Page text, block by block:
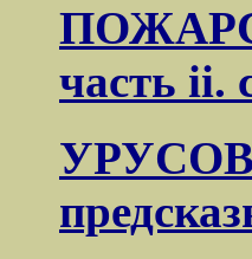
часть ii.
УРУСОВ